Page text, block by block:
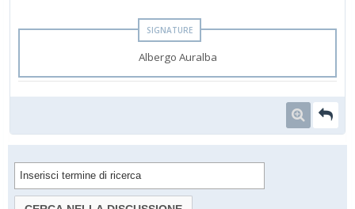
Albergo Auralba